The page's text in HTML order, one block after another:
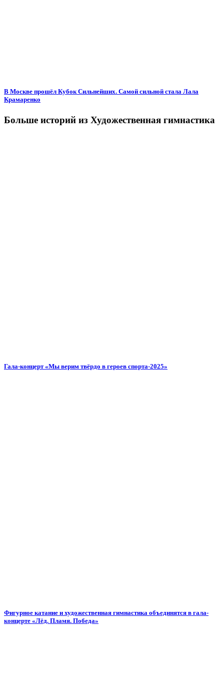
В Москве прошёл Кубок Сильнейших. Самой сильной стала Лала
Крамаренко
Больше историй из Художественная гимнастика
Гала-концерт «Мы верим твёрдо в героев спорта-2025»
Фигурное катание и художественная гимнастика объединятся в гала-
концерте «Лёд. Пламя. Победа»